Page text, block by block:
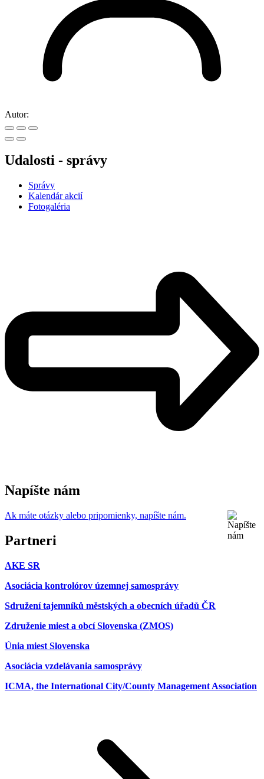
Autor:
Udalosti - správy
Správy
Kalendár akcií
Fotogaléria
Napíšte nám
Ak máte otázky alebo pripomienky, napíšte nám.
Partneri
AKE SR
Asociácia kontrolórov územnej samosprávy
Sdružení tajemníků městských a obecních úřadů ČR
Združenie miest a obcí Slovenska (ZMOS)
Únia miest Slovenska
Asociácia vzdelávania samosprávy
ICMA, the International City/County Management Association